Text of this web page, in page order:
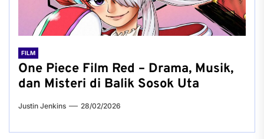
FILM
One Piece Film Red – Drama, Musik,
dan Misteri di Balik Sosok Uta
Justin Jenkins 28/02/2026